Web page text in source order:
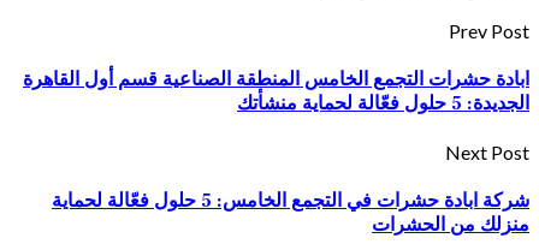
Prev Post
ابادة حشرات التجمع الخامس المنطقة الصناعية قسم أول القاهرة
الجديدة: 5 حلول فعّالة لحماية منشأتك
Next Post
شركة ابادة حشرات في التجمع الخامس: 5 حلول فعّالة لحماية
منزلك من الحشرات